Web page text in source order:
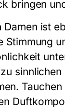
bringen
Damen ist
Stimmung